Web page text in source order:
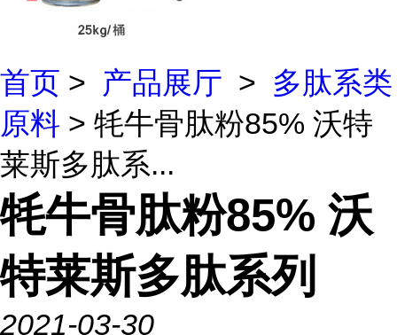
首页 > 产品展厅 > 多肽系类
原料 > 牦牛骨肽粉85% 沃特
莱斯多肽系...
牦牛骨肽粉85% 沃
特莱斯多肽系列
2021-03-30